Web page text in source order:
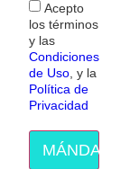
Acepto
los términos
y las
Condiciones
de Uso , y la
Política de
Privacidad
MÁNDAME